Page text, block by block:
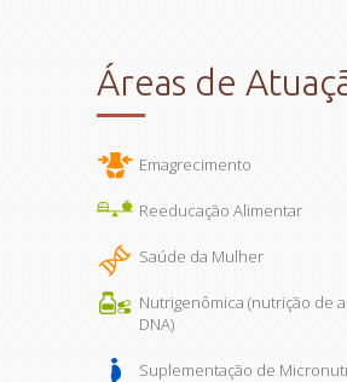
Áreas de
Emagrecimento
Reeducação Alimentar
Saúde da Mulher
Nutrigenômica (nutrição de
DNA)
Suplementação de